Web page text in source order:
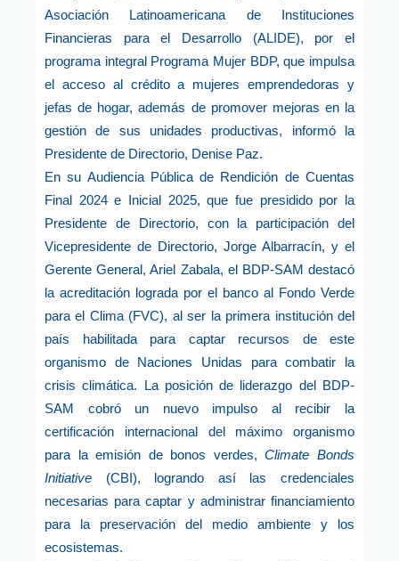
Asociación Latinoamericana de Instituciones
Financieras para el Desarrollo (ALIDE), por el
programa integral Programa Mujer BDP, que impulsa
el acceso al crédito a mujeres emprendedoras y
jefas de hogar, además de promover mejoras en la
gestión de sus unidades productivas, informó la
Presidente de Directorio, Denise Paz.
En su Audiencia Pública de Rendición de Cuentas
Final 2024 e Inicial 2025, que fue presidido por la
Presidente de Directorio, con la participación del
Vicepresidente de Directorio, Jorge Albarracín, y el
Gerente General, Ariel Zabala, el BDP-SAM destacó
la acreditación lograda por el banco al Fondo Verde
para el Clima (FVC), al ser la primera institución del
país habilitada para captar recursos de este
organismo de Naciones Unidas para combatir la
crisis climática. La posición de liderazgo del BDP-
SAM cobró un nuevo impulso al recibir la
certificación internacional del máximo organismo
para la emisión de bonos verdes,Climate Bonds
Initiative (CBI), logrando así las credenciales
necesarias para captar y administrar financiamiento
para la preservación del medio ambiente y los
ecosistemas.